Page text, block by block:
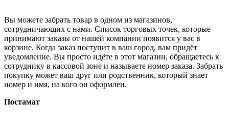
Вы можете забрать товар в одном из магазинов,
сотрудничающих с нами. Список торговых точек, которые
принимают заказы от нашей компании появится у вас в
корзине. Когда заказ поступит в ваш город, вам придёт
уведомление. Вы просто идёте в этот магазин, обращаетесь к
сотруднику в кассовой зоне и называете номер заказа. Забрать
покупку может ваш друг или родственник, который знает
номер и имя, на кого он оформлен.
Постамат